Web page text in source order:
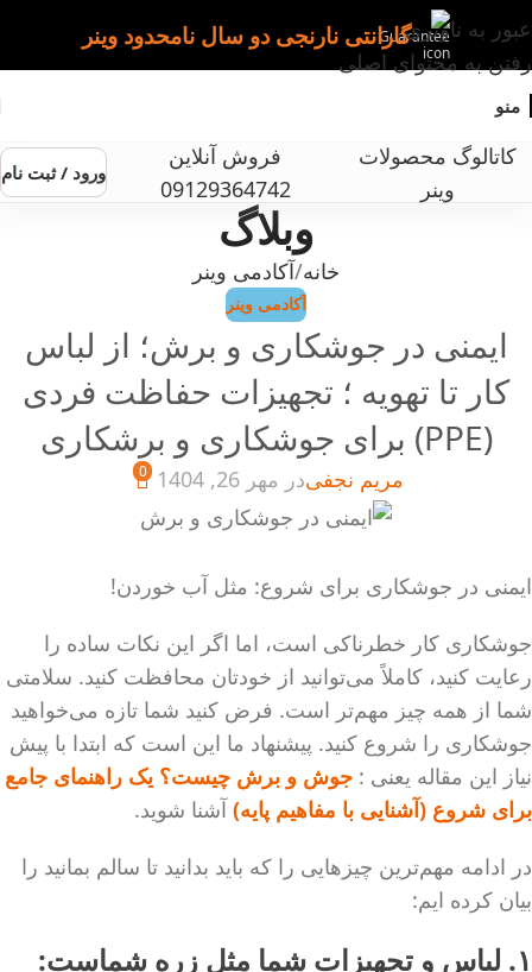
عبور به ناوبری
رفتن به محتوای اصلی
گارانتی نارنجی دو سال نامحدود وینر
منو
کاتالوگ محصولات
وینر
فروش آنلاین
09129364742
ورود / ثبت نام
وبلاگ
خانه آکادمی وینر
آکادمی وینر
ایمنی در جوشکاری و برش؛ از لباس
کار تا تهویه ؛ تجهیزات حفاظت فردی
(PPE) برای جوشکاری و برشکاری
مریم نجفیدر مهر 26, 1404 0
ایمنی در جوشکاری برای شروع: مثل آب خوردن!
جوشکاری کار خطرناکی است، اما اگر این نکات ساده را
رعایت کنید، کاملاً می‌توانید از خودتان محافظت کنید. سلامتی
شما از همه چیز مهم‌تر است. فرض کنید شما تازه می‌خواهید
جوشکاری را شروع کنید. پیشنهاد ما این است که ابتدا با پیش
نیاز این مقاله یعنی : جوش و برش چیست؟ یک راهنمای جامع
برای شروع (آشنایی با مفاهیم پایه)آشنا شوید.
در ادامه مهم‌ترین چیزهایی را که باید بدانید تا سالم بمانید را
بیان کرده ایم:
۱. لباس و تجهیزات شما مثل زره شماست: